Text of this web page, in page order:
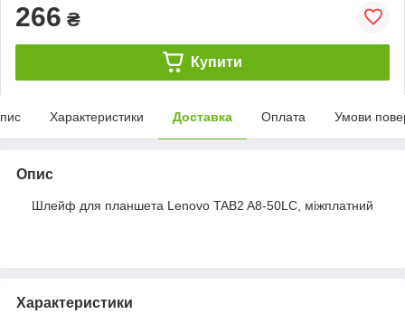
266 ₴
Купити
Характеристики Доставка Оплата Умови
Опис
Шлейф для планшета Lenovo TAB2 A8-50LC, міжплатний
Характеристики